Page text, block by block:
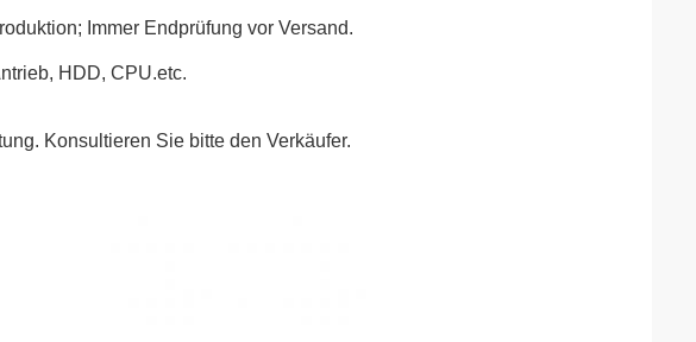
Immer Endprüfung vor Versand.
HDD, CPU.etc.
Konsultieren Sie bitte den Verkäufer.